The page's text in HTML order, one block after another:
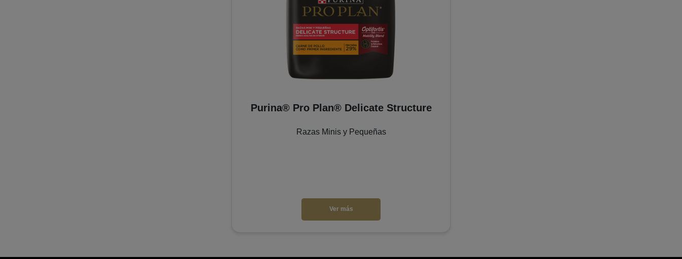
Purina® Pro Plan® Delicate Structure
Razas Minis y Pequeñas
Ver más